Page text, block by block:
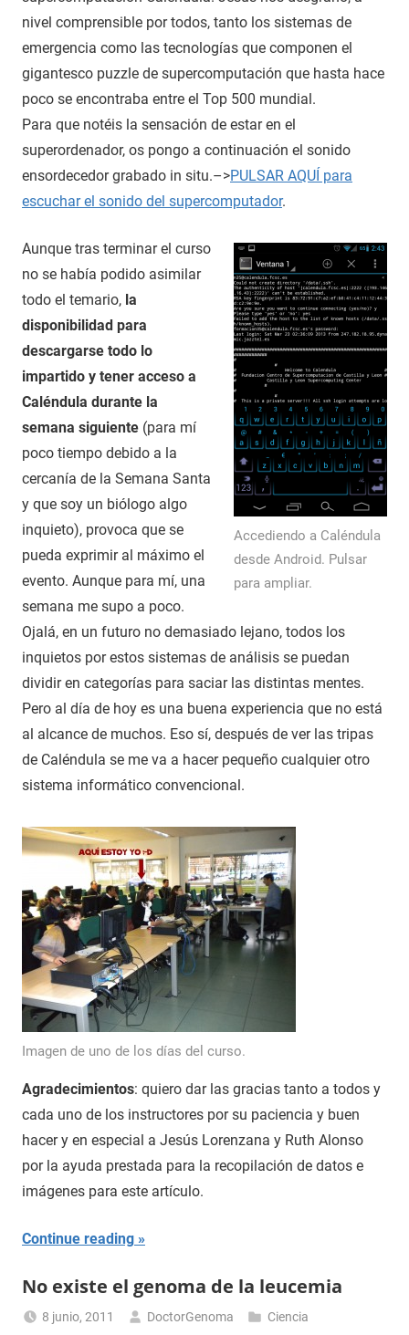
nivel comprensible por todos, tanto los sistemas de
emergencia como las tecnologías que componen el
gigantesco puzzle de supercomputación que hasta hace
poco se encontraba entre el Top 500 mundial.
Para que notéis la sensación de estar en el
superordenador, os pongo a continuación el sonido
ensordecedor grabado in situ.–>PULSAR AQUÍ para
escuchar el sonido del supercomputador.
Accediendo a Caléndula
desde Android. Pulsar
para ampliar.
Aunque tras terminar el curso
no se había podido asimilar
todo el temario, la
disponibilidad para
descargarse todo lo
impartido y tener acceso a
Caléndula durante la
semana siguiente (para mí
poco tiempo debido a la
cercanía de la Semana Santa
y que soy un biólogo algo
inquieto), provoca que se
pueda exprimir al máximo el
evento. Aunque para mí, una
semana me supo a poco.
Ojalá, en un futuro no demasiado lejano, todos los
inquietos por estos sistemas de análisis se puedan
dividir en categorías para saciar las distintas mentes.
Pero al día de hoy es una buena experiencia que no está
al alcance de muchos. Eso sí, después de ver las tripas
de Caléndula se me va a hacer pequeño cualquier otro
sistema informático convencional.
Imagen de uno de los días del curso.
Agradecimientos: quiero dar las gracias tanto a todos y
cada uno de los instructores por su paciencia y buen
hacer y en especial a Jesús Lorenzana y Ruth Alonso
por la ayuda prestada para la recopilación de datos e
imágenes para este artículo.
Continue reading
No existe el genoma de la leucemia
8 junio, 2011 DoctorGenoma Ciencia